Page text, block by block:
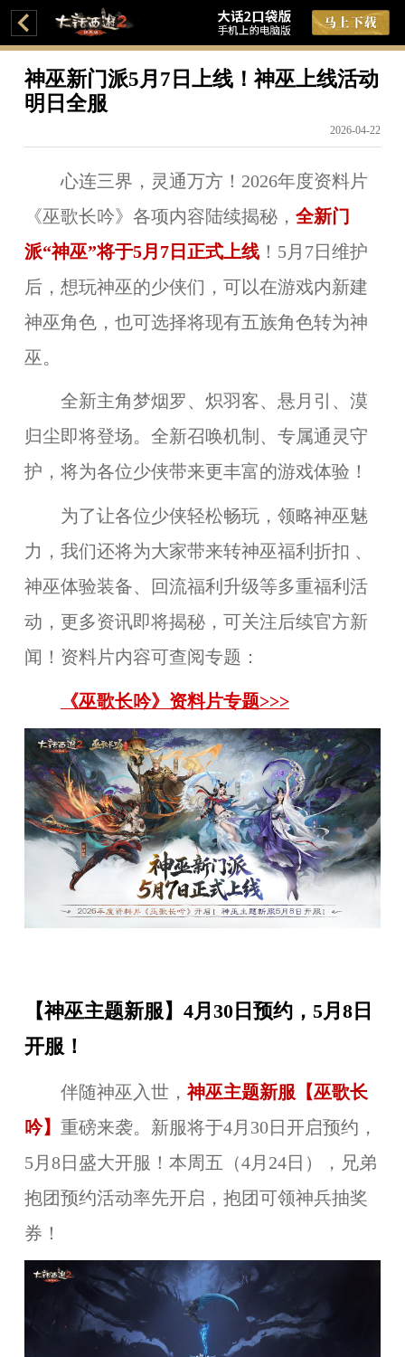
神巫新门派5月7日上线！神巫上线活动
明日全服
2026-04-22
心连三界，灵通万方！2026年度资料片
《巫歌长吟》各项内容陆续揭秘， 全新门
派“神巫”将于5月7日正式上线！5月7日维护
后，想玩神巫的少侠们，可以在游戏内新建
神巫角色，也可选择将现有五族角色转为神
巫。
全新主角梦烟罗、炽羽客、悬月引、漠
归尘即将登场。全新召唤机制、专属通灵守
护，将为各位少侠带来更丰富的游戏体验！
为了让各位少侠轻松畅玩，领略神巫魅
力，我们还将为大家带来转神巫福利折扣 、
神巫体验装备、回流福利升级等多重福利活
动，更多资讯即将揭秘，可关注后续官方新
闻！资料片内容可查阅专题：
《巫歌长吟》资料片专题>>>
【神巫主题新服】4月30日预约，5月8日
开服！
伴随神巫入世，神巫主题新服【巫歌长
吟】 重磅来袭。新服将于4月30日开启预约，
5月8日盛大开服！本周五（4月24日），兄弟
抱团预约活动率先开启，抱团可领神兵抽奖
券！